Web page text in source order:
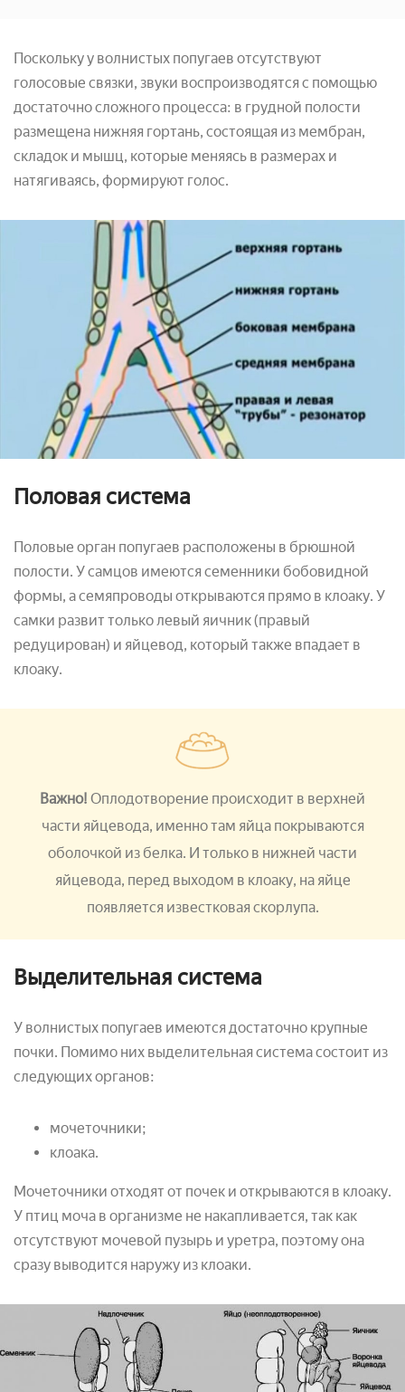
Поскольку у волнистых попугаев отсутствуют
голосовые связки, звуки воспроизводятся с помощью
достаточно сложного процесса: в грудной полости
размещена нижняя гортань, состоящая из мембран,
складок и мышц, которые меняясь в размерах и
натягиваясь, формируют голос.
Половая система
Половые орган попугаев расположены в брюшной
полости. У самцов имеются семенники бобовидной
формы, а семяпроводы открываются прямо в клоаку. У
самки развит только левый яичник (правый
редуцирован) и яйцевод, который также впадает в
клоаку.
Важно! Оплодотворение происходит в верхней
части яйцевода, именно там яйца покрываются
оболочкой из белка. И только в нижней части
яйцевода, перед выходом в клоаку, на яйце
появляется известковая скорлупа.
Выделительная система
У волнистых попугаев имеются достаточно крупные
почки. Помимо них выделительная система состоит из
следующих органов:
мочеточники;
клоака.
Мочеточники отходят от почек и открываются в клоаку.
У птиц моча в организме не накапливается, так как
отсутствуют мочевой пузырь и уретра, поэтому она
сразу выводится наружу из клоаки.